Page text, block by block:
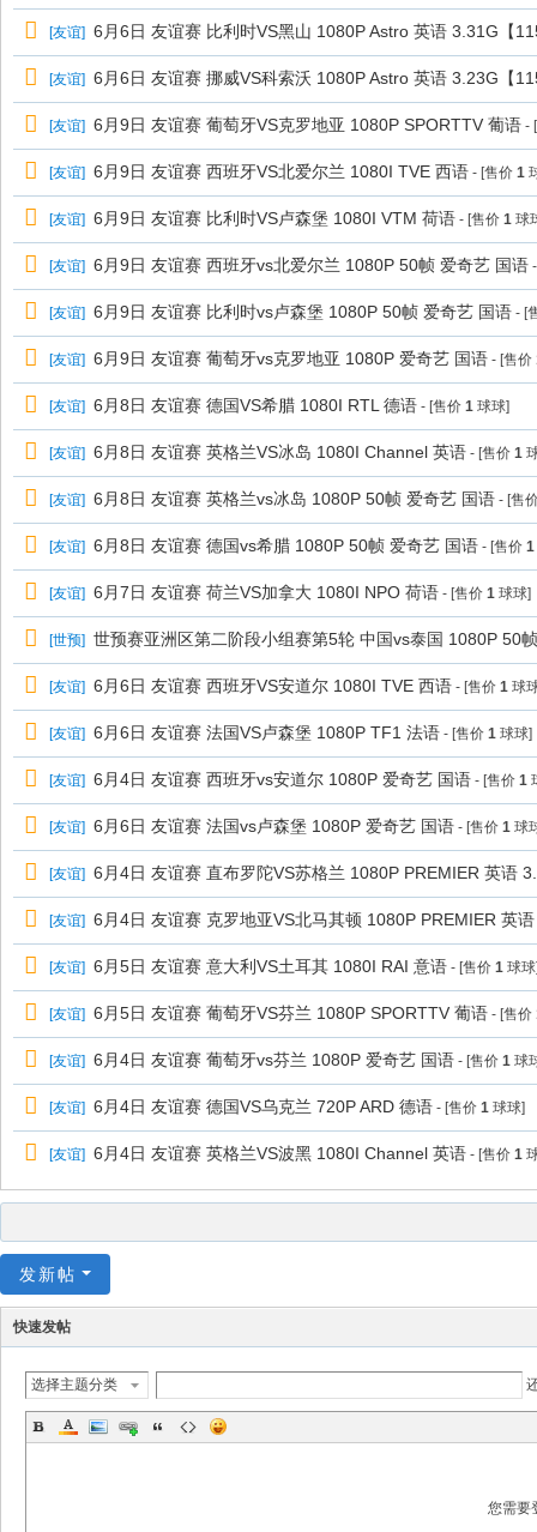
[友谊] 6月6日 友谊赛 比利时VS黑山 1080P Astro 英语 3.31G【
[友谊] 6月6日 友谊赛 挪威VS科索沃 1080P Astro 英语 3.23G【
[友谊] 6月9日 友谊赛 葡萄牙VS克罗地亚 1080P SPORTTV 葡语 -
[友谊] 6月9日 友谊赛 西班牙VS北爱尔兰 1080I TVE 西语 - [售价 1
[友谊] 6月9日 友谊赛 比利时VS卢森堡 1080I VTM 荷语 - [售价 1 球
[友谊] 6月9日 友谊赛 西班牙vs北爱尔兰 1080P 50帧 爱奇艺 国语
[友谊] 6月9日 友谊赛 比利时vs卢森堡 1080P 50帧 爱奇艺 国语 - [
[友谊] 6月9日 友谊赛 葡萄牙vs克罗地亚 1080P 爱奇艺 国语 - [售价
[友谊] 6月8日 友谊赛 德国VS希腊 1080I RTL 德语 - [售价 1 球球]
[友谊] 6月8日 友谊赛 英格兰VS冰岛 1080I Channel 英语 - [售价 1
[友谊] 6月8日 友谊赛 英格兰vs冰岛 1080P 50帧 爱奇艺 国语 - [售
[友谊] 6月8日 友谊赛 德国vs希腊 1080P 50帧 爱奇艺 国语 - [售价 1
[友谊] 6月7日 友谊赛 荷兰VS加拿大 1080I NPO 荷语 - [售价 1 球球]
[世预] 世预赛亚洲区第二阶段小组赛第5轮 中国vs泰国 1080P 50
[友谊] 6月6日 友谊赛 西班牙VS安道尔 1080I TVE 西语 - [售价 1 球
[友谊] 6月6日 友谊赛 法国VS卢森堡 1080P TF1 法语 - [售价 1 球球]
[友谊] 6月4日 友谊赛 西班牙vs安道尔 1080P 爱奇艺 国语 - [售价 1
[友谊] 6月6日 友谊赛 法国vs卢森堡 1080P 爱奇艺 国语 - [售价 1 球
[友谊] 6月4日 友谊赛 直布罗陀VS苏格兰 1080P PREMIER 英语
[友谊] 6月4日 友谊赛 克罗地亚VS北马其顿 1080P PREMIER 英
[友谊] 6月5日 友谊赛 意大利VS土耳其 1080I RAI 意语 - [售价 1 球
[友谊] 6月5日 友谊赛 葡萄牙VS芬兰 1080P SPORTTV 葡语 - [售价
[友谊] 6月4日 友谊赛 葡萄牙vs芬兰 1080P 爱奇艺 国语 - [售价 1 球
[友谊] 6月4日 友谊赛 德国VS乌克兰 720P ARD 德语 - [售价 1 球球]
[友谊] 6月4日 友谊赛 英格兰VS波黑 1080I Channel 英语 - [售价 1
发新帖
快速发帖
选择主题分类
您需要